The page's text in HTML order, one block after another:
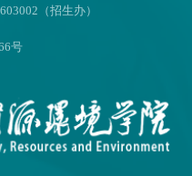
（招生办）
号